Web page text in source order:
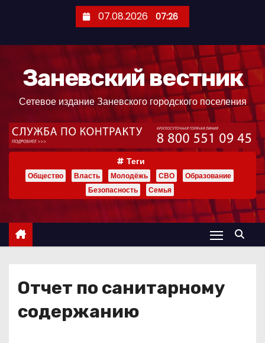
ж
07.08.2026 07:26
Заневский вестник
Сетевое издание Заневского городского поселения
Теги
Общество Власть Молодёжь СВО
Образование
Безопасность
Семья
Отчет по санитарному
содержанию